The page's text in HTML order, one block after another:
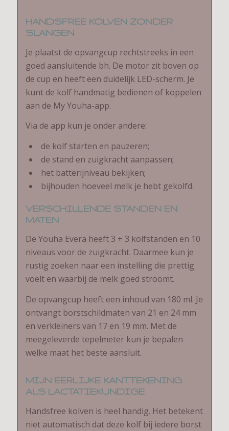
HANDSFREE KOLVEN ZONDER
SLANGEN
Je plaatst de opvangcup rechtstreeks in een
goed aansluitende bh. De motor zit boven op
de cup en heeft een duidelijk LED-scherm. Je
kunt de kolf handmatig bedienen of koppelen
aan de My Youha-app.
Via de app kun je onder andere:
de kolf starten en pauzeren;
de stand en zuigkracht aanpassen;
het batterijniveau bekijken;
bijhouden hoeveel melk je hebt gekolfd.
VERSCHILLENDE STANDEN EN
MATEN
De Youha Evera heeft 3 + 3 kolfstanden en 10
niveaus voor de zuigkracht. Daarmee kun je
rustig zoeken naar een instelling die prettig
voelt en waarbij de melk goed stroomt.
De opvangcup heeft een inhoud van 180 ml. Je
ontvangt borstschildmaten van 21 en 24 mm
en verkleiners van 17 en 19 mm. Met de
meegeleverde tepelmeter kun je bepalen
welke maat het beste aansluit.
MIJN EERLIJKE KANTTEKENING
ALS LACTATIEKUNDIGE
Handsfree kolven is heel handig. Het betekent
niet automatisch dat deze kolf bij iedere borst